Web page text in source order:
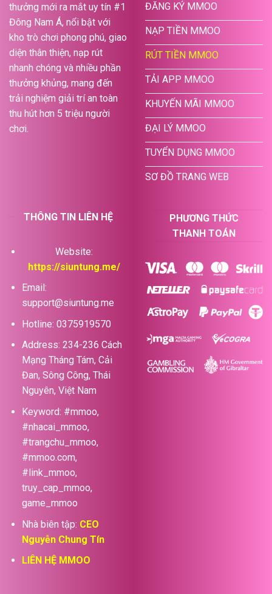
thưởng mới ra mắt uy tín #1
Đông Nam Á, nổi bật với
kho trò chơi phong phú, giao
diện thân thiện, nạp rút
nhanh chóng và nhiều phần
thưởng khủng, mang đến
trải nghiệm giải trí an toàn
thu hút hơn 5 triệu người
chơi.
ĐĂNG KÝ MMOO
NẠP TIỀN MMOO
RÚT TIỀN MMOO
TẢI APP MMOO
KHUYẾN MÃI MMOO
ĐẠI LÝ MMOO
TUYỂN DỤNG MMOO
SƠ ĐỒ TRANG WEB
THÔNG TIN LIÊN HỆ
Website:
https://siuntung.me/
Email:
support@siuntung.me
Hotline: 0375919570
Address: 234-236 Cách
Mạng Tháng Tám, Cải
Đan, Sông Công, Thái
Nguyên, Việt Nam
Keyword: #mmoo,
#nhacai_mmoo,
#trangchu_mmoo,
#mmoo.com,
#link_mmoo,
truy_cap_mmoo,
game_mmoo
Nhà biên tập: CEO
Nguyễn Chung Tín
LIÊN HỆ MMOO
PHƯƠNG THỨC
THANH TOÁN